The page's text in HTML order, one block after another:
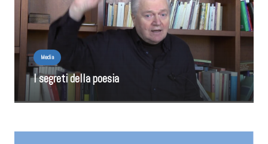
Media
I segreti della poesia